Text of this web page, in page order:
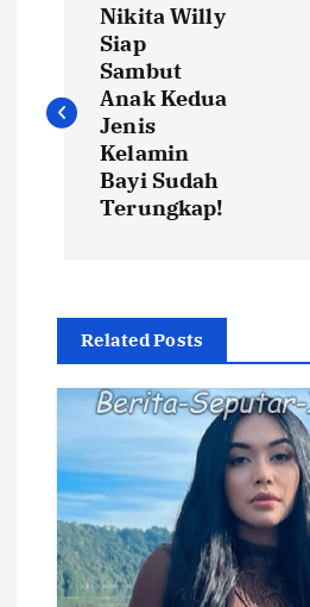
v
p
o
s
Nikita Willy
Siap
Sambut
Anak Kedua
Jenis
Kelamin
Bayi Sudah
Terungkap!
Related Posts